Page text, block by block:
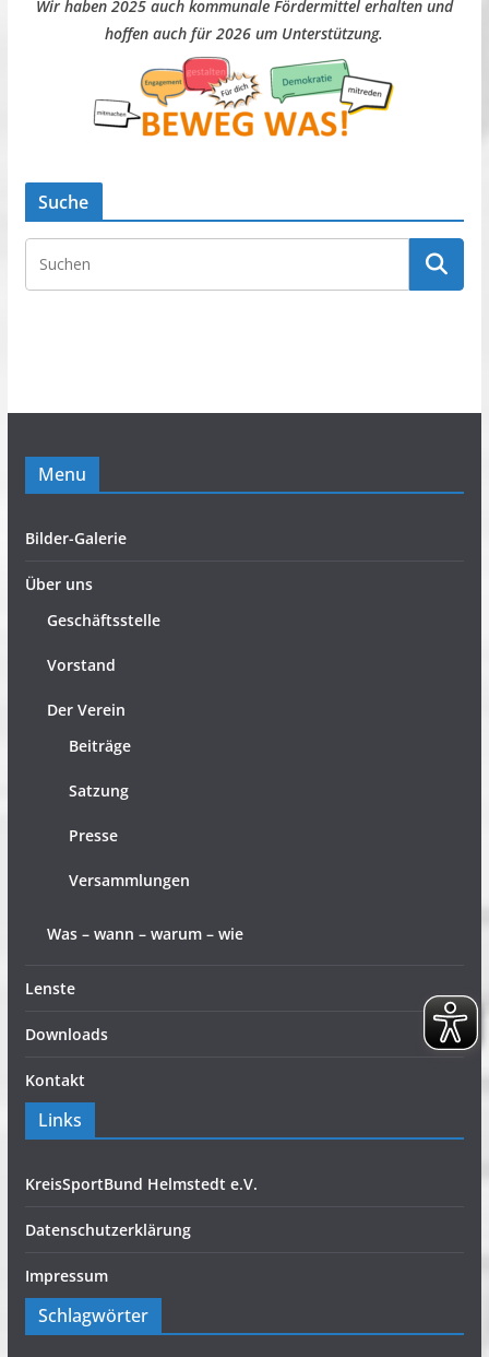
Wir haben 2025 auch kommunale Fördermittel erhalten und
hoffen auch für 2026 um Unterstützung.
Suche
Menu
Bilder-Galerie
Über uns
Geschäftsstelle
Vorstand
Der Verein
Beiträge
Satzung
Presse
Versammlungen
Was – wann – warum – wie
Lenste
Downloads
Kontakt
Links
KreisSportBund Helmstedt e.V.
Datenschutzerklärung
Impressum
Schlagwörter